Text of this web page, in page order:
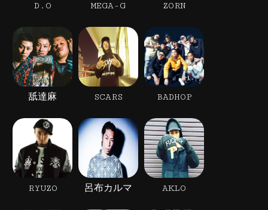
D.O MEGA-G ZORN
舐達麻 SCARS BADHOP
RYUZO 呂布カルマ AKLO